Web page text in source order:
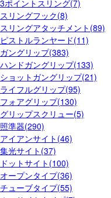
3ポイントスリング(7)
スリングフック(8)
スリングアタッチメント(89)
ピストルランヤード(11)
ガングリップ(383)
ハンドガングリップ(133)
ショットガングリップ(21)
ライフルグリップ(95)
フォアグリップ(130)
グリップスクリュー(5)
照準器(290)
アイアンサイト(46)
集光サイト(37)
ドットサイト(100)
オープンタイプ(36)
チューブタイプ(55)